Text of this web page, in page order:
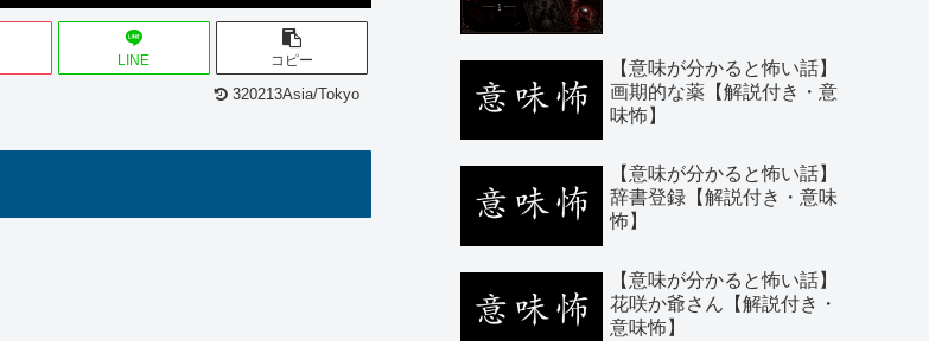
LINE コピー
320213Asia/Tokyo
【意味が分かると怖い話】
画期的な薬【解説付き・意
味怖】
【意味が分かると怖い話】
辞書登録【解説付き・意味
怖】
【意味が分かると怖い話】
花咲か爺さん【解説付き・
意味怖】